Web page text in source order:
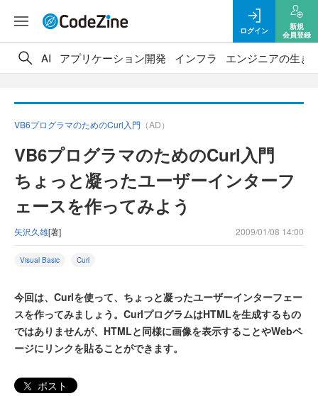
ログイン
新規
会員登録
AI アプリケーション開発 インフラ エンジニアの生き
VB6プログラマのためのCurl入門 （AD）
VB6プログラマのためのCurl入門
ちょっと凝ったユーザーインターフ
ェースを作ってみよう
矢沢久雄[著] 2009/01/08 14:00
Visual Basic Curl
今回は、Curlを使って、ちょっと凝ったユーザーインターフェー
スを作ってみましょう。CurlプログラムはHTMLを生成するもの
ではありませんが、HTMLと同様に画像を表示することやWebペ
ージにリンクを貼ることができます。
ポスト